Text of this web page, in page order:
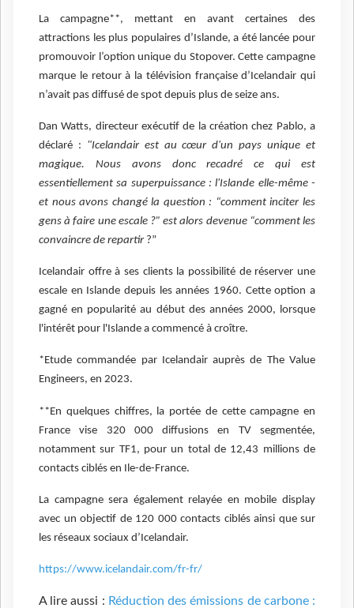
La campagne**, mettant en avant certaines des
attractions les plus populaires d’Islande, a été lancée pour
promouvoir l’option unique du Stopover. Cette campagne
marque le retour à la télévision française d’Icelandair qui
n’avait pas diffusé de spot depuis plus de seize ans.
Dan Watts, directeur exécutif de la création chez Pablo, a
déclaré :
"Icelandair est au cœur d'un pays unique et
magique. Nous avons donc recadré ce qui est
essentiellement sa superpuissance : l'Islande elle-même -
et nous avons changé la question : “comment inciter les
gens à faire une escale ?” est alors devenue “comment les
convaincre de repartir?”
Icelandair offre à ses clients la possibilité de réserver une
escale en Islande depuis les années 1960. Cette option a
gagné en popularité au début des années 2000, lorsque
l'intérêt pour l'Islande a commencé à croître.
*Etude commandée par Icelandair auprès de The Value
Engineers, en 2023.
**En quelques chiffres, la portée de cette campagne en
France vise 320 000 diffusions en TV segmentée,
notamment sur TF1, pour un total de 12,43 millions de
contacts ciblés en Ile-de-France.
La campagne sera également relayée en mobile display
avec un objectif de 120 000 contacts ciblés ainsi que sur
les réseaux sociaux d’Icelandair.
https://www.icelandair.com/fr-fr/
A lire aussi : Réduction des émissions de carbone :